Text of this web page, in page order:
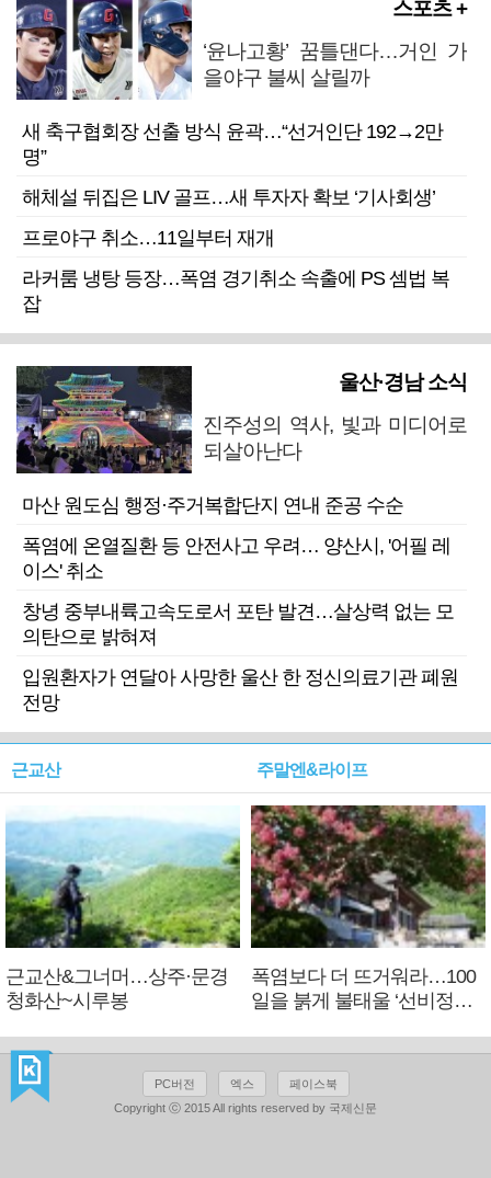
스포츠 +
‘윤나고황’ 꿈틀댄다…거인 가
을야구 불씨 살릴까
새 축구협회장 선출 방식 윤곽…“선거인단 192→2만
명”
해체설 뒤집은 LIV 골프…새 투자자 확보 ‘기사회생’
프로야구 취소…11일부터 재개
라커룸 냉탕 등장…폭염 경기취소 속출에 PS 셈법 복
잡
울산·경남 소식
진주성의 역사, 빛과 미디어로
되살아난다
마산 원도심 행정·주거복합단지 연내 준공 수순
폭염에 온열질환 등 안전사고 우려… 양산시, '어필 레
이스' 취소
창녕 중부내륙고속도로서 포탄 발견…살상력 없는 모
의탄으로 밝혀져
입원환자가 연달아 사망한 울산 한 정신의료기관 폐원
전망
근교산
근교산&그너머…상주·문경
청화산~시루봉
주말엔&라이프
폭염보다 더 뜨거워라…100
일을 붉게 불태울 ‘선비정신’
PC버전 엑스
페이스북
Copyright ⓒ 2015 All rights reserved by 국제신문